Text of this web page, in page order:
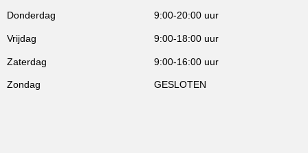
Donderdag 9:00-20:00 uur
Vrijdag 9:00-18:00 uur
Zaterdag 9:00-16:00 uur
Zondag GESLOTEN